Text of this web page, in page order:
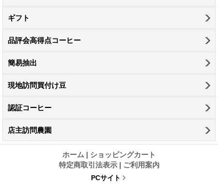
ギフト
品評会高得点コーヒー
簡易抽出
現地訪問買付け豆
認証コーヒー
店主訪問農園
ホーム | ショッピングカート
特定商取引法表示 | ご利用案内
PCサイト